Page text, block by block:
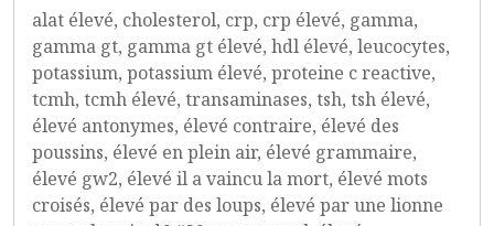
alat élevé, cholesterol, crp, crp élevé, gamma,
gamma gt, gamma gt élevé, hdl élevé, leucocytes,
potassium, potassium élevé, proteine c reactive,
tcmh, tcmh élevé, transaminases, tsh, tsh élevé,
élevé antonymes, élevé contraire, élevé des
poussins, élevé en plein air, élevé grammaire,
élevé gw2, élevé il a vaincu la mort, élevé mots
croisés, élevé par des loups, élevé par une lionne